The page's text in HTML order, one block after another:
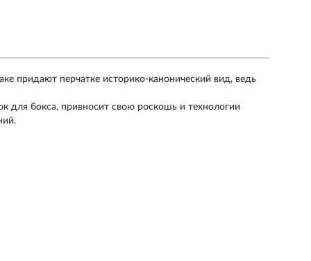
придают перчатке историко-канонический вид, ведь
для бокса, привносит свою роскошь и технологии